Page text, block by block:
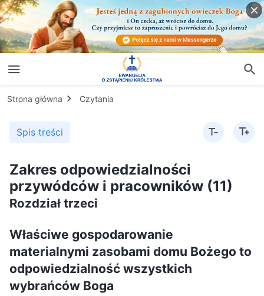
Strona główna Czytania
Spis treści
Zakres odpowiedzialności
przywódców i pracowników (11)
Rozdział trzeci
Właściwe gospodarowanie
materialnymi zasobami domu Bożego to
odpowiedzialność wszystkich
wybrańców Boga